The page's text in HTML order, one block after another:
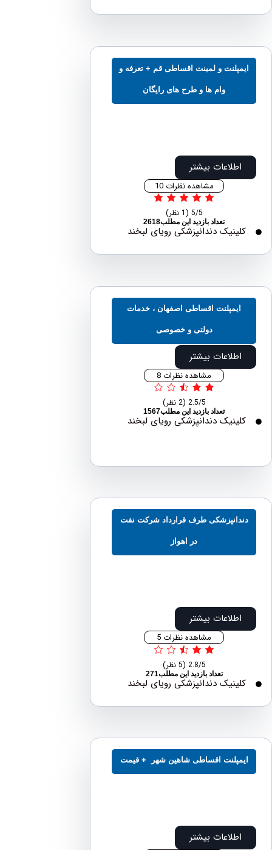
و لمینت اقساطی قم + تعرفه و
وام ها و طرح های رایگان
اطلاعات بیشتر
مشاهده نظرات 10
تعداد بازدید این مطلب2618
دندانپزشکی رویای لبخند
ایمپلنت اقساطی اصفهان ، خدمات
دولتی و خصوصی
اطلاعات بیشتر
مشاهده نظرات 8
تعداد بازدید این مطلب1567
دندانپزشکی رویای لبخند
طرف قرارداد شرکت نفت
اطلاعات بیشتر
مشاهده نظرات 5
تعداد بازدید این مطلب271
دندانپزشکی رویای لبخند
اقساطی شاهین شهر + قیمت
اطلاعات بیشتر